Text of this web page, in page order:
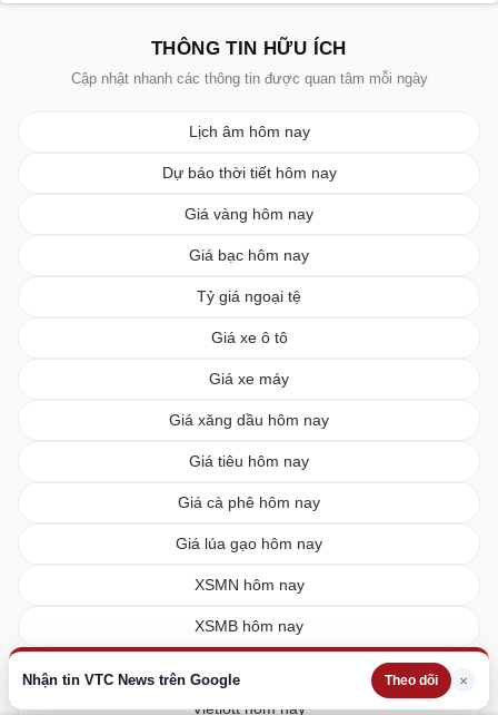
Nhận tin VTC News trên Google Theo dõi ×
THÔNG TIN HỮU ÍCH
Cập nhật nhanh các thông tin được quan tâm mỗi ngày
Lịch âm hôm nay
Dự báo thời tiết hôm nay
Giá vàng hôm nay
Giá bạc hôm nay
Tỷ giá ngoại tệ
Giá xe ô tô
Giá xe máy
Giá xăng dầu hôm nay
Giá tiêu hôm nay
Giá cà phê hôm nay
Giá lúa gạo hôm nay
XSMN hôm nay
XSMB hôm nay
Vietlott hôm nay